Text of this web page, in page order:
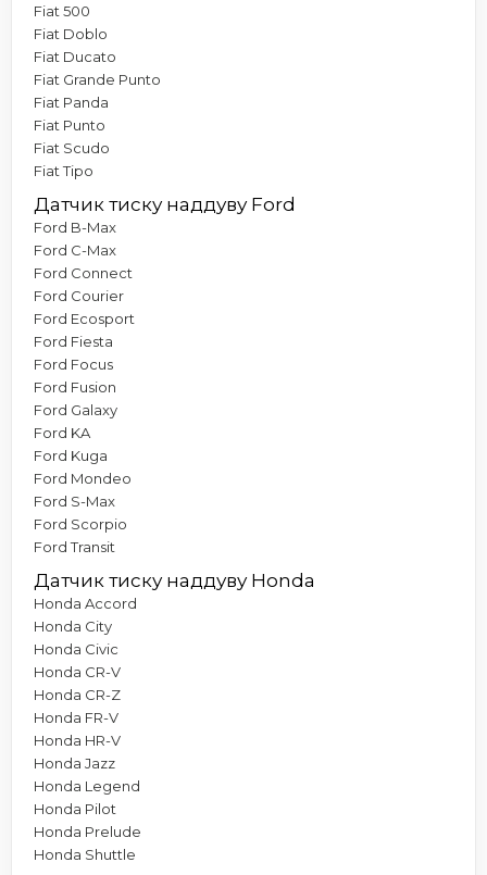
Fiat 500
Fiat Doblo
Fiat Ducato
Fiat Grande Punto
Fiat Panda
Fiat Punto
Fiat Scudo
Fiat Tipo
Датчик тиску наддуву Ford
Ford B-Max
Ford C-Max
Ford Connect
Ford Courier
Ford Ecosport
Ford Fiesta
Ford Focus
Ford Fusion
Ford Galaxy
Ford KA
Ford Kuga
Ford Mondeo
Ford S-Max
Ford Scorpio
Ford Transit
Датчик тиску наддуву Honda
Honda Accord
Honda City
Honda Civic
Honda CR-V
Honda CR-Z
Honda FR-V
Honda HR-V
Honda Jazz
Honda Legend
Honda Pilot
Honda Prelude
Honda Shuttle